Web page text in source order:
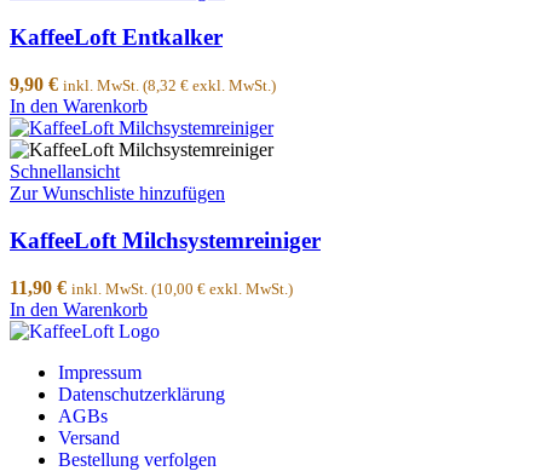
KaffeeLoft Entkalker
9,90 € inkl. MwSt. (8,32 € exkl. MwSt.)
In den Warenkorb
Schnellansicht
Zur Wunschliste hinzufügen
KaffeeLoft Milchsystemreiniger
11,90 € inkl. MwSt. (10,00 € exkl. MwSt.)
In den Warenkorb
Impressum
Datenschutzerklärung
AGBs
Versand
Bestellung verfolgen